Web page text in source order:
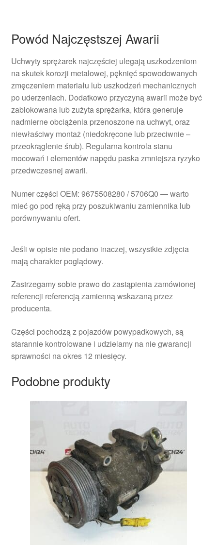
Powód Najczęstszej Awarii
Uchwyty sprężarek najczęściej ulegają uszkodzeniom
na skutek korozji metalowej, pęknięć spowodowanych
zmęczeniem materiału lub uszkodzeń mechanicznych
po uderzeniach. Dodatkowo przyczyną awarii może być
zablokowana lub zużyta sprężarka, która generuje
nadmierne obciążenia przenoszone na uchwyt, oraz
niewłaściwy montaż (niedokręcone lub przeciwnie –
przeokrąglenie śrub). Regularna kontrola stanu
mocowań i elementów napędu paska zmniejsza ryzyko
przedwczesnej awarii.
Numer części OEM: 9675508280 / 5706Q0 — warto
mieć go pod ręką przy poszukiwaniu zamiennika lub
porównywaniu ofert.
Jeśli w opisie nie podano inaczej, wszystkie zdjęcia
mają charakter poglądowy.
Zastrzegamy sobie prawo do zastąpienia zamówionej
referencji referencją zamienną wskazaną przez
producenta.
Części pochodzą z pojazdów powypadkowych, są
starannie kontrolowane i udzielamy na nie gwarancji
sprawności na okres 12 miesięcy.
Podobne produkty